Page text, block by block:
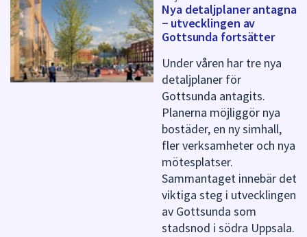
f
ö
r
e
n
Nya detaljplaner antagna
− utvecklingen av
Gottsunda fortsätter
Under våren har tre nya
detaljplaner för
Gottsunda antagits.
Planerna möjliggör nya
bostäder, en ny simhall,
fler verksamheter och nya
mötesplatser.
Sammantaget innebär det
viktiga steg i utvecklingen
av Gottsunda som
stadsnod i södra Uppsala.